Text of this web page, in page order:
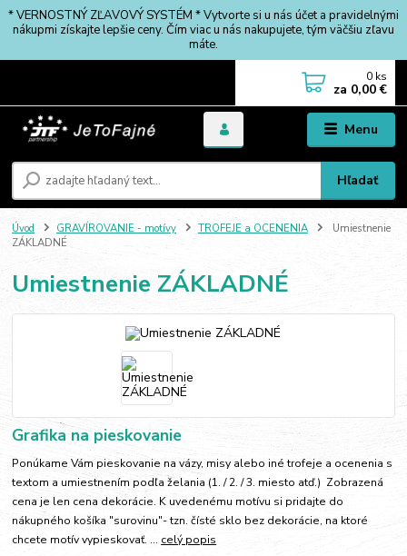
* VERNOSTNÝ ZĽAVOVÝ SYSTÉM * Vytvorte si u nás účet a pravidelnými
nákupmi získajte lepšie ceny. Čím viac u nás nakupujete, tým väčšiu zľavu
máte.
Menu
Hľadať
0 ks
za 0,00 €
Úvod GRAVÍROVANIE - motívy TROFEJE a OCENENIA
Umiestnenie
ZÁKLADNÉ
Umiestnenie ZÁKLADNÉ
Grafika na pieskovanie
Ponúkame Vám pieskovanie na vázy, misy alebo iné trofeje a ocenenia s
textom a umiestnením podľa želania (1. / 2. / 3. miesto atď.) Zobrazená
cena je len cena dekorácie. K uvedenému motívu si pridajte do
nákupného košíka "surovinu"- tzn. čísté sklo bez dekorácie, na ktoré
chcete motív vypieskovať. ... celý popis